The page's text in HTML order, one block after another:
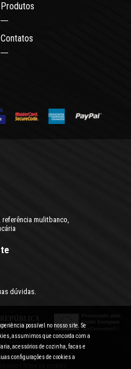
Produtos
Contatos
mulitbanco,
dúvidas.
Privacidade
possível no nosso site. Se
assumimos que concorda com a
acessórios de cozinha, facas e
configurações de cookies a